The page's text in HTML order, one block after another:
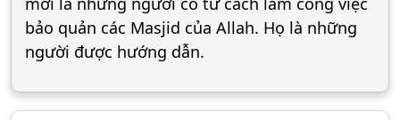
bảo quản các Masjid của Allah. Họ là những
người được hướng dẫn.